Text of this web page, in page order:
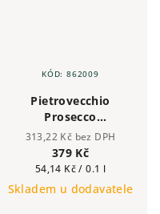
Pietrovecchio
Prosecco
Valdobbiadene DOCG
Extra Dry 0,75 l
313,22 Kč bez DPH
379 Kč
Měrná
cena:
54,14 Kč / 0.1 l
Skladem u dodavatele
KÓD:862009